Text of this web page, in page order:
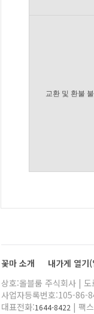
교환 및 환불
꽃마 소개 내가게 열기
상호:올블룸 주식회사 |
사업자등록번호:105-86-
대표전화:1644-8422 | 팩